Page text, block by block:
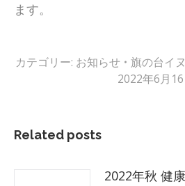
ます。
カテゴリー: お知らせ 旗の台イ
2022年6月16
Related posts
2022年秋 健